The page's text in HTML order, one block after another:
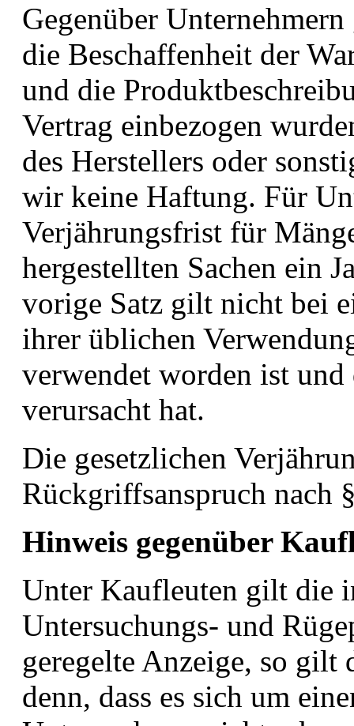
Gegenüber
die Beschaffenheit der
und die
Vertrag einbezogen
des Herstellers oder
wir keine Haftung. Für
Verjährungsfrist für
hergestellten Sachen ein
vorige Satz gilt nicht bei
ihrer üblichen
verwendet worden ist
verursacht hat.
Die gesetzlichen
Rückgriffsanspruch nach
Hinweis gegenüber
Unter Kaufleuten gilt die
Untersuchungs- und
geregelte Anzeige, so gilt
denn, dass es sich um